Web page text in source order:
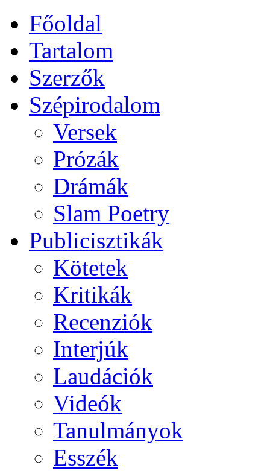
Főoldal
Tartalom
Szerzők
Szépirodalom
Versek
Prózák
Drámák
Slam Poetry
Publicisztikák
Kötetek
Kritikák
Recenziók
Interjúk
Laudációk
Videók
Tanulmányok
Esszék